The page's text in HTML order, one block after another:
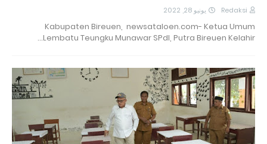
Redaksi يونيو 28, 2022
Kabupaten Bireuen, newsataloen.com- Ketua Umum
Lembatu Teungku Munawar SPdI, Putra Bireuen Kelahir…